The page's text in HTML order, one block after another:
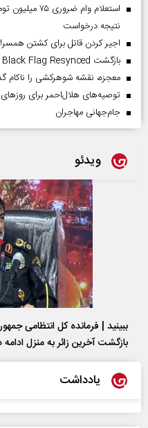
استعلام وام
نتیجه درخواست
اجیر کردن قاتل برای کشتن همسر!
بازگشت Black Flag Resynced خبری جذاب برای دوستداران بازی
معجزه، نقشه شوهرکشی را ناکام
توصیه‌های هلال‌احمر برای
جام‌جهانی مهاجران
ویدئو
ببینید | فرمانده کل انتظامی
بازگشت آخرین زائر به منزل ادامه
یادداشت